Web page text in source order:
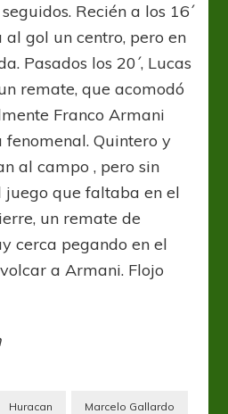
Recién a los 16´
al gol un centro, pero en
Pasados los 20´, Lucas
remate, que acomodó
Franco Armani
Quintero y
al campo , pero sin
que faltaba en el
un remate de
cerca pegando en el
a Armani. Flojo
Huracan Marcelo Gallardo